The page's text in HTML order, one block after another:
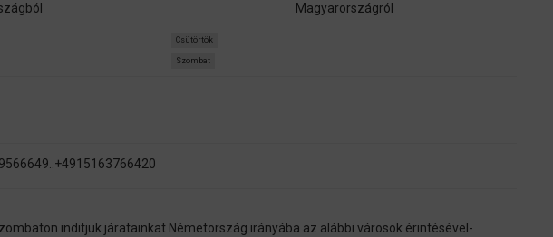
Magyarországról
Csütörtök
Szombat
inditjuk járatainkat Németország irányába az alábbi városok érintésével-